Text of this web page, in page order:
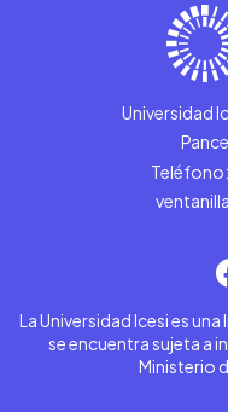
Universidad
La Universidad Icesi es
se encuentra sujeta a
Ministerio